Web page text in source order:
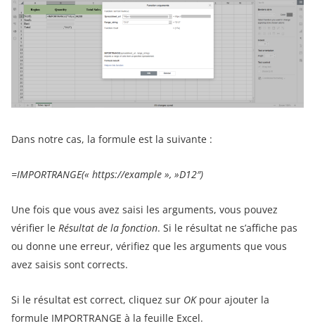
Dans notre cas, la formule est la suivante :
=IMPORTRANGE(« https://example », »D12″)
Une fois que vous avez saisi les arguments, vous pouvez
vérifier le Résultat de la fonction. Si le résultat ne s’affiche pas
ou donne une erreur, vérifiez que les arguments que vous
avez saisis sont corrects.
Si le résultat est correct, cliquez sur OKpour ajouter la
formule IMPORTRANGE à la feuille Excel.